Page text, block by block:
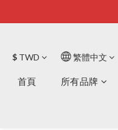
$ TWD 繁體中文
首頁 所有品牌